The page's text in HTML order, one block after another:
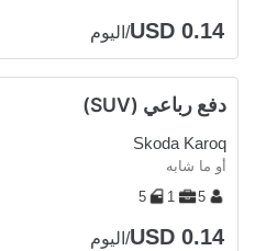
USD 0.14/اليوم
دفع رباعي (SUV)
Skoda Karoq
أو ما شابه
5
1
5
USD 0.14/اليوم